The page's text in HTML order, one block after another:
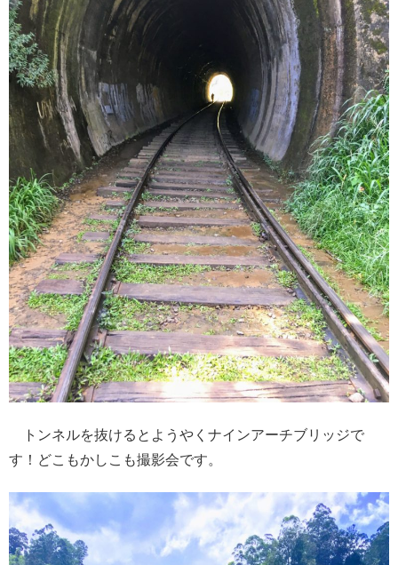
トンネルを抜けるとようやくナインアーチブリッジで
す！どこもかしこも撮影会です。